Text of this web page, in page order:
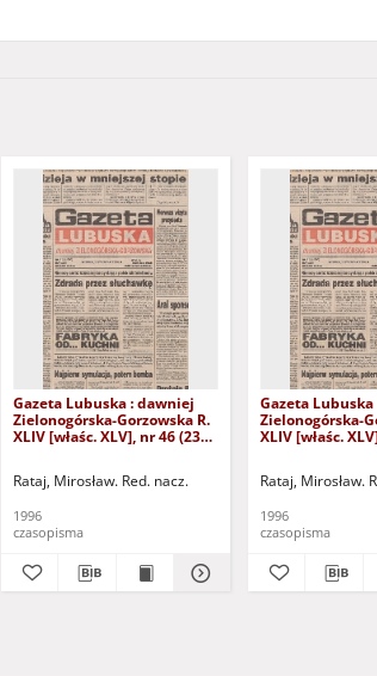
Gazeta Lubuska : dawniej
Zielonogórska-Gorzowska R.
XLIV [właśc. XLV], nr 46 (23
Rataj, Mirosław. Red. nacz.
1996
czasopisma
Gazeta
Zielonogórska-
XLIV [właśc.
Rataj, Mirosław.
1996
czasopisma